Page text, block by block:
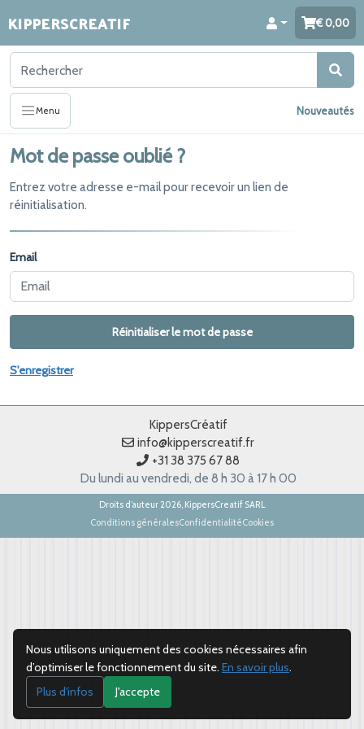
KIPPERSCREATIF 0,00
Menu Nouveautés
Mot de passe oublié ?
Entrez votre adresse e-mail pour recevoir un lien de
réinitialisation.
Email
Réinitialiser le mot de passe
S'enregistrer
KippersCréatif
info@kipperscreatif.fr
+31 38 375 67 88
Du lundi au vendredi, de 8 h 30 à 17 h 00
Droits d’auteur 2026, KippersCreatif SARL
Conditions généralesConfidentialitéCookies
Nous utilisons uniquement des cookies nécessaires afin
d’optimiser le fonctionnement du site. En savoir plus.
Plus d'infos
J'accepte